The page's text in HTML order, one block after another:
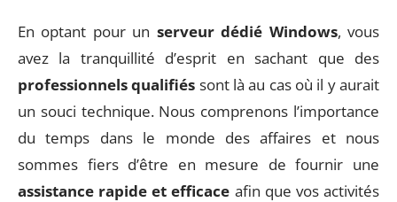
En optant pour un serveur dédié Windows, vous
avez la tranquillité d’esprit en sachant que des
professionnels qualifiés sont là au cas où il y aurait
un souci technique. Nous comprenons l’importance
du temps dans le monde des affaires et nous
sommes fiers d’être en mesure de fournir une
assistance rapide et efficace afin que vos activités